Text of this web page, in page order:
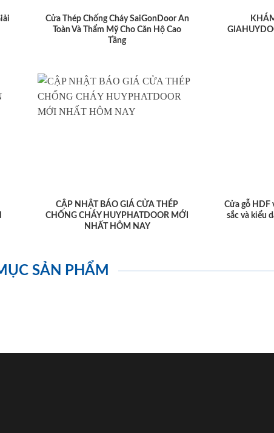
Cửa Thép Chống Cháy SaiGonDoor An
Toàn Và Thẩm Mỹ Cho Căn Hộ Cao
Tầng
CẬP NHẬT BÁO GIÁ CỬA THÉP
CHỐNG CHÁY HUYPHATDOOR MỚI
NHẤT HÔM NAY
Cửa gỗ HDF
sắc và kiểu
SẢN PHẨM